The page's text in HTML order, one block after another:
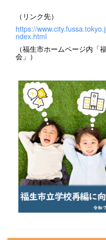
（リンク先）
https://
ndex.html
（福生市ホームページ内「
会」）